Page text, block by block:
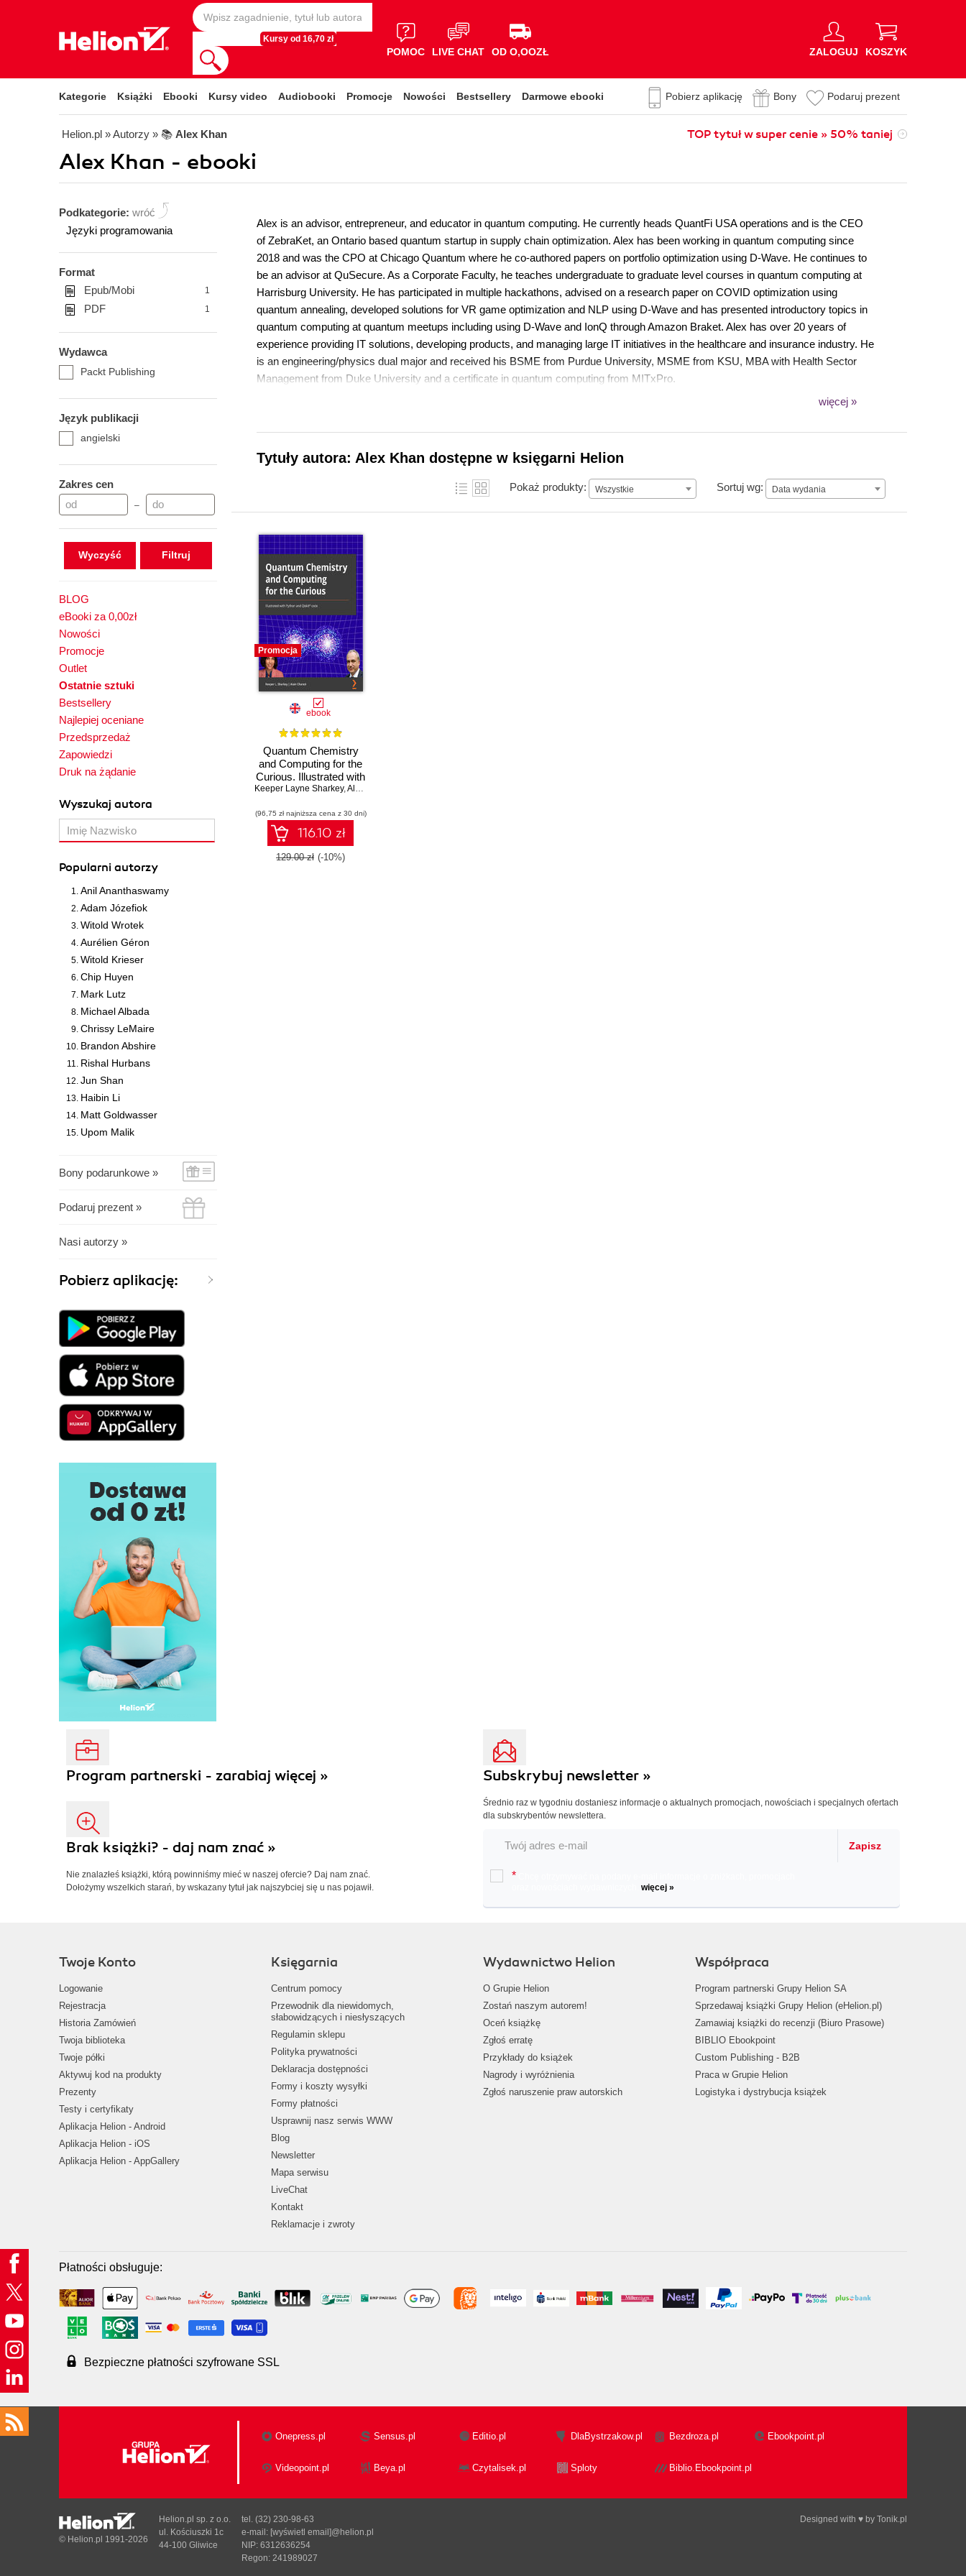
Kursy od 16,70 zł
POMOC LIVE CHAT OD O,OOZŁ ZALOGUJ KOSZYK
Kategorie Książki Ebooki Kursy video Audiobooki Promocje Nowości Bestsellery Darmowe ebooki Pobierz aplikację Bony Podaruj prezent
Helion.pl » Autorzy » 📚 Alex Khan TOP tytuł w super cenie » 50% taniej
Alex Khan - ebooki
Podkategorie: wróć
Języki programowania
Format
Epub/Mobi
1
PDF 1
Wydawca
Packt Publishing
Język publikacji
angielski
Zakres cen
–
Wyczyść
BLOG
eBooki za 0,00zł
Nowości
Promocje
Outlet
Ostatnie sztuki
Bestsellery
Najlepiej oceniane
Przedsprzedaż
Zapowiedzi
Druk na żądanie
Wyszukaj autora
Popularni autorzy
Anil Ananthaswamy
Adam Józefiok
Witold Wrotek
Aurélien Géron
Witold Krieser
Chip Huyen
Mark Lutz
Michael Albada
Chrissy LeMaire
Brandon Abshire
Rishal Hurbans
Jun Shan
Haibin Li
Matt Goldwasser
Upom Malik
Bony podarunkowe »
Podaruj prezent »
Nasi autorzy »
Pobierz aplikację:
Alex is an advisor, entrepreneur, and educator in quantum computing. He currently heads QuantFi USA operations and is the CEO
of ZebraKet, an Ontario based quantum startup in supply chain optimization. Alex has been working in quantum computing since
2018 and was the CPO at Chicago Quantum where he co-authored papers on portfolio optimization using D-Wave. He continues to
be an advisor at QuSecure. As a Corporate Faculty, he teaches undergraduate to graduate level courses in quantum computing at
Harrisburg University. He has participated in multiple hackathons, advised on a research paper on COVID optimization using
quantum annealing, developed solutions for VR game optimization and NLP using D-Wave and has presented introductory topics in
quantum computing at quantum meetups including using D-Wave and IonQ through Amazon Braket. Alex has over 20 years of
experience providing IT solutions, developing products, and managing large IT initiatives in the healthcare and insurance industry. He
is an engineering/physics dual major and received his BSME from Purdue University, MSME from KSU, MBA with Health Sector
Management from Duke University and a certificate in quantum computing from MITxPro.
więcej »
Tytuły autora: Alex Khan dostępne w księgarni Helion
Pokaż produkty: Wszystkie Sortuj wg: Data wydania
Data wydania
Promocja
ebook
Quantum Chemistry
and Computing for the
Curious. Illustrated with
Python and Qiskit®
Keeper Layne Sharkey,Alex Khan
(96,75 zł najniższa cena z 30 dni)
116.10 zł
129.00 zł (-10%)
Program partnerski - zarabiaj więcej »
Brak książki? - daj nam znać »
Nie znalazłeś książki, którą powinniśmy mieć w naszej ofercie? Daj nam znać.
Dołożymy wszelkich starań, by wskazany tytuł jak najszybciej się u nas pojawił.
Subskrybuj newsletter »
Średnio raz w tygodniu dostaniesz informacje o aktualnych promocjach, nowościach i specjalnych ofertach
dla subskrybentów newslettera.
Zapisz
*
więcej »
Twoje Konto
Logowanie
Rejestracja
Historia Zamówień
Twoja biblioteka
Twoje półki
Aktywuj kod na produkty
Prezenty
Testy i certyfikaty
Aplikacja Helion - Android
Aplikacja Helion - iOS
Aplikacja Helion - AppGallery
Księgarnia
Centrum pomocy
Przewodnik dla niewidomych,
słabowidzących i niesłyszących
Regulamin sklepu
Polityka prywatności
Deklaracja dostępności
Formy i koszty wysyłki
Formy płatności
Usprawnij nasz serwis WWW
Blog
Newsletter
Mapa serwisu
LiveChat
Kontakt
Reklamacje i zwroty
Wydawnictwo Helion
O Grupie Helion
Zostań naszym autorem!
Oceń książkę
Zgłoś erratę
Przykłady do książek
Nagrody i wyróżnienia
Zgłoś naruszenie praw autorskich
Współpraca
Program partnerski Grupy Helion SA
Sprzedawaj książki Grupy Helion (eHelion.pl)
Zamawiaj książki do recenzji (Biuro Prasowe)
BIBLIO Ebookpoint
Custom Publishing - B2B
Praca w Grupie Helion
Logistyka i dystrybucja książek
Płatności obsługuje:
Bezpieczne płatności szyfrowane SSL
Onepress.pl Sensus.pl Editio.pl DlaBystrzakow.pl Bezdroza.pl Ebookpoint.pl
Videopoint.pl Beya.pl Czytalisek.pl Sploty Biblio.Ebookpoint.pl
Designed with ♥ by Tonik.pl
© Helion.pl 1991-2026
Helion.pl sp. z o.o.
ul. Kościuszki 1c
44-100 Gliwice
tel. (32) 230-98-63
e-mail: [wyświetl email]@helion.pl
NIP: 6312636254
Regon: 241989027